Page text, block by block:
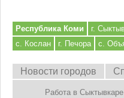
Республика Коми г.
с. Кослан
г. Печора с.
Новости городов
Работа в Сыктывкаре